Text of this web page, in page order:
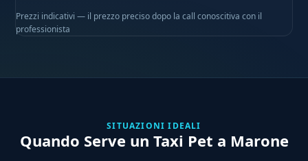
Prezzi indicativi — il prezzo preciso dopo la call conoscitiva con il
professionista
SITUAZIONI IDEALI
Quando Serve un Taxi Pet a Marone